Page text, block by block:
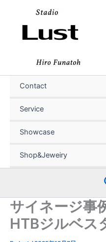
プ
Contact
Service
Showcase
Shop&Jeweiry
サイネージ事
HTBジルベス